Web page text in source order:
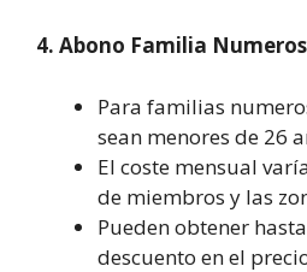
4. Abono Familia
Para familias
sean menores de 26
El coste mensual
de miembros y las
Pueden obtener
descuento en el